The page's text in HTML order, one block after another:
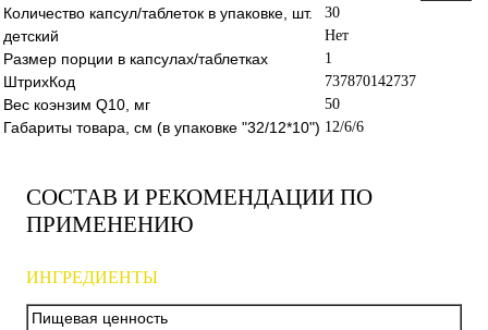
Количество капсул/таблеток в упаковке, шт. 30
детский Нет
Размер порции в капсулах/таблетках 1
ШтрихКод 737870142737
Вес коэнзим Q10, мг 50
Габариты товара, см (в упаковке "32/12*10") 12/6/6
СОСТАВ И РЕКОМЕНДАЦИИ ПО
ПРИМЕНЕНИЮ
ИНГРЕДИЕНТЫ
Пищевая ценность